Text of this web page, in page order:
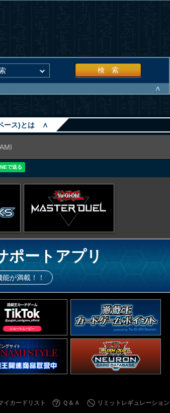
検 索
∧
ース)とは ∧
ポートアプリ
が満載！！
イカードリスト Ｑ＆Ａ リミットレギュレーション